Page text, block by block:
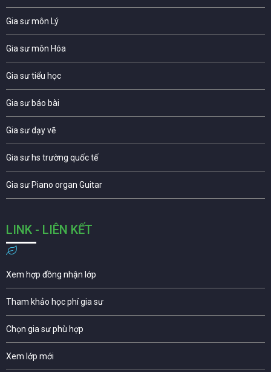
Gia sư môn Lý
Gia sư môn Hóa
Gia sư tiểu học
Gia sư báo bài
Gia sư dạy vẽ
Gia sư hs trường quốc tế
Gia sư Piano organ Guitar
LINK - LIÊN KẾT
Xem hợp đồng nhận lớp
Tham khảo học phí gia sư
Chọn gia sư phù hợp
Xem lớp mới